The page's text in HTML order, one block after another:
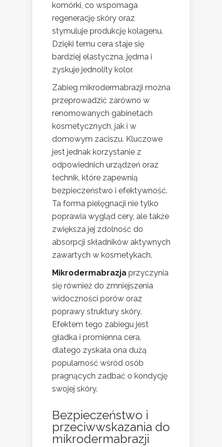
komórki, co wspomaga
regenerację skóry oraz
stymuluje produkcję kolagenu.
Dzięki temu cera staje się
bardziej elastyczna, jędrna i
zyskuje jednolity kolor.
Zabieg mikrodermabrazji można
przeprowadzić zarówno w
renomowanych gabinetach
kosmetycznych, jak i w
domowym zaciszu. Kluczowe
jest jednak korzystanie z
odpowiednich urządzeń oraz
technik, które zapewnią
bezpieczeństwo i efektywność.
Ta forma pielęgnacji nie tylko
poprawia wygląd cery, ale także
zwiększa jej zdolność do
absorpcji składników aktywnych
zawartych w kosmetykach.
Mikrodermabrazja przyczynia
się również do zmniejszenia
widoczności porów oraz
poprawy struktury skóry.
Efektem tego zabiegu jest
gładka i promienna cera,
dlatego zyskała ona dużą
popularność wśród osób
pragnących zadbać o kondycję
swojej skóry.
Bezpieczeństwo i
przeciwwskazania do
mikrodermabrazji